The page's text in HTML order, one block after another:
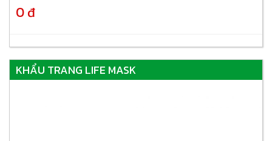
0 đ
KHẨU TRANG LIFE MASK